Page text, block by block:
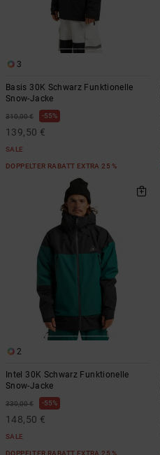
3
Basis 30K Schwarz Funktionelle
Snow-Jacke
310,00 € 55%
139,50 €
SALE
DOPPELTER RABATT EXTRA 25 %
2
Intel 30K Schwarz Funktionelle
Snow-Jacke
330,00 € 55%
148,50 €
SALE
DOPPELTER RABATT EXTRA 25 %